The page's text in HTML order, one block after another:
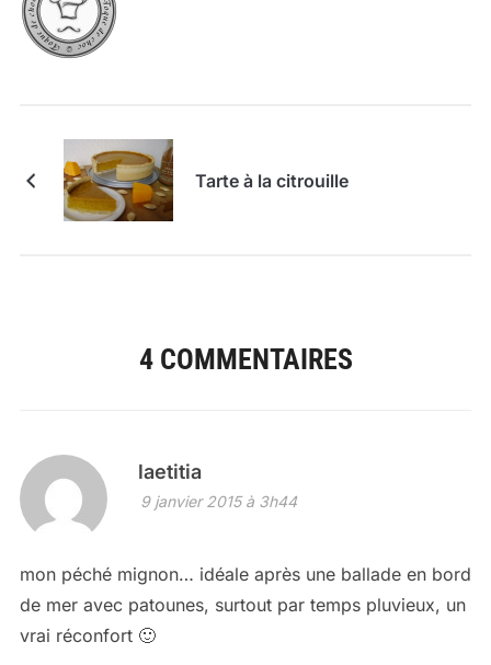
Tarte à la citrouille
4 COMMENTAIRES
laetitia
9 janvier 2015 à 3h44
mon péché mignon… idéale après une ballade en bord
de mer avec patounes, surtout par temps pluvieux, un
vrai réconfort 🙂